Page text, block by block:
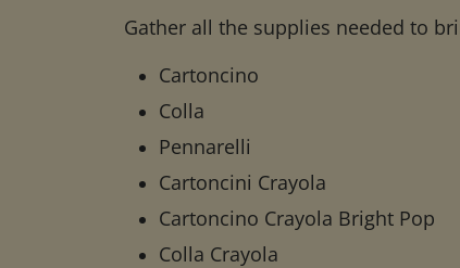
Gather all the supplies needed to
Cartoncino
Colla
Pennarelli
Cartoncini Crayola
Cartoncino Crayola Bright Pop
Colla Crayola